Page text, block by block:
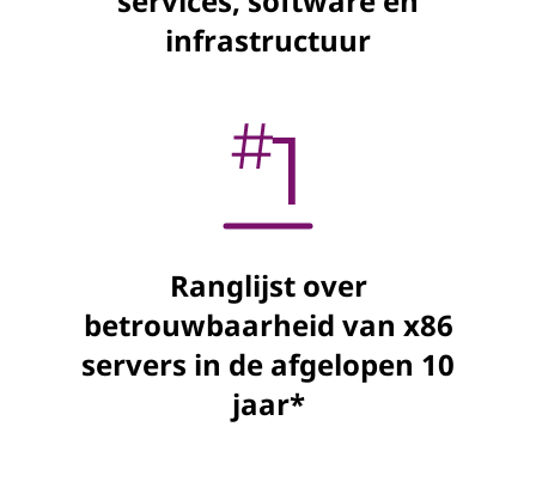
infrastructuur
Ranglijst over
betrouwbaarheid van x86
servers in de afgelopen 10
jaar*